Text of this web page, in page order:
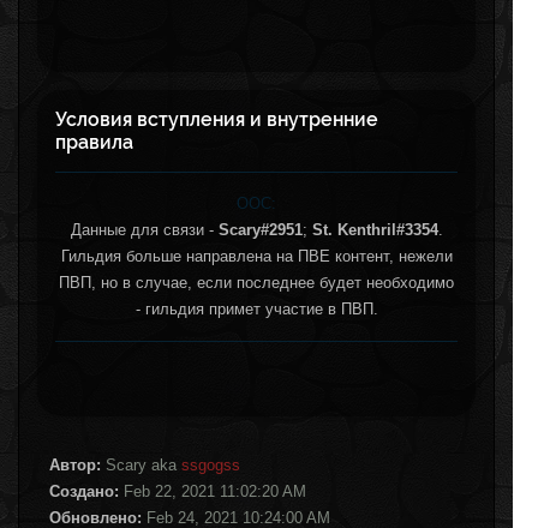
Условия вступления и внутренние
правила
ООС:
Данные для связи - Scary#2951; St. Kenthril#3354.
Гильдия больше направлена на ПВЕ контент, нежели
ПВП, но в случае, если последнее будет необходимо
- гильдия примет участие в ПВП.
Автор: Scary aka ssgogss
Создано: Feb 22, 2021 11:02:20 AM
Обновлено: Feb 24, 2021 10:24:00 AM